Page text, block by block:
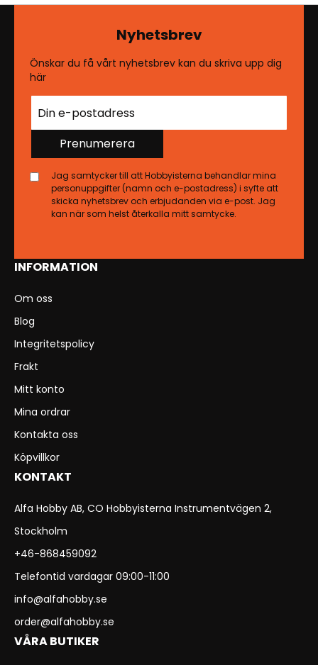
INFORMATION
Om oss
Blog
Integritetspolicy
Frakt
Mitt konto
Mina ordrar
Kontakta oss
Köpvillkor
KONTAKT
Alfa Hobby AB, CO Hobbyisterna Instrumentvägen 2,
Stockholm
+46-868459092
Telefontid vardagar 09:00-11:00
info@alfahobby.se
order@alfahobby.se
VÅRA BUTIKER
Nyhetsbrev
Önskar du få vårt nyhetsbrev kan du skriva upp dig
här
Prenumerera
Jag samtycker till att Hobbyisterna behandlar mina
personuppgifter (namn och e-postadress) i syfte att
skicka nyhetsbrev och erbjudanden via e-post. Jag
kan när som helst återkalla mitt samtycke.